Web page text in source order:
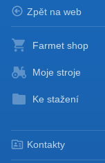
Zpět na web
Farmet shop
Moje stroje
Ke stažení
Kontakty